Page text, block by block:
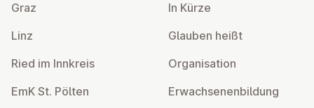
Graz
Linz
Ried im Innkreis
EmK St. Pölten
In Kürze
Glauben heißt
Or­gan­isa­tion
Er­wach­sen­en­bildung